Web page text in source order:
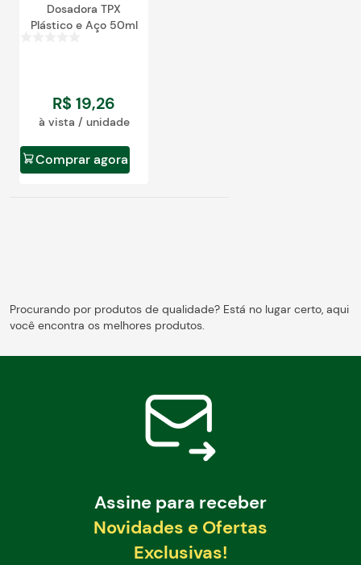
Dosadora TPX
Plástico e Aço 50ml
R$ 19,26
à vista / unidade
Comprar agora
Procurando por produtos de qualidade? Está no lugar certo, aqui
você encontra os melhores produtos.
Assine para receber
Novidades e Ofertas
Exclusivas!